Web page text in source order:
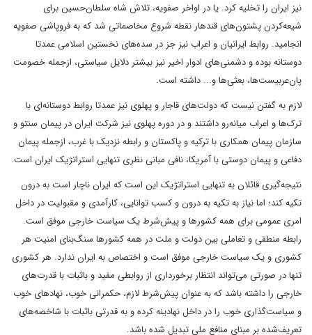
نیز ایران را تخلیه کرد. یا در اواخر صفویه، تلاش شاه سلطان‌حسین برای
شیعه‌کردن پشتون‌های قندهار نقطه شروع مخاصماتی شد که به فروپاشی صفویه
انجامید. روابط ایرانیان و اعراب نیز جز در سده‌های نخستین اسلامی عمدتا
دوستانه بوده و دشمنی‌های ادوار اخیر نیز بیشتر دلایل سیاستی، از‌جمله خصومت
پان‌عربیست‌ها، بعثی‌ها و... داشته است.
لازم به گفتن نیست که دولت‌های قاجار و پهلوی نیز عمدتا روابط دوستانه‌ای با
ترک‌ها و اعراب میانه‌رو داشتند و در دوره پهلوی نیز شرکت ایران در پیمان سنتو و
سازمان پیمان همکاری با ترکیه و پاکستان و رابطه نزدیک با غرب، از‌جمله پیمان
دفاعی و پیمان دوستی با آمریکا، نافی مبانی نظری تنهایی استراتژیک ایران است.
نتیجه‌گیری قائلان به تنهایی استراتژیک این است که ایران ناچار است به درون
تکیه کند؛ اما نیاز به تکیه به درون و کسب توانایی، کارآمدی و مقبولیت در داخل
امری عمومی برای همه کشورها و پیش‌شرط یک سیاست خارجی موفق است.
رابطه منطقی و تعاملی بین دولت و ملت در همه کشورها سنگ‌بنای امنیت هر
کشوری و یک سیاست خارجی موفق است و اختصاص به ایران ندارد. هر کشوری
تنها در صورتی می‌تواند انتظار برخورداری از روابطی مفید و باثبات با قدرت‌های
خارجی را داشته باشد که به عنوان پیش‌شرط لازم، حکمرانی خوب، نهادهای خوب
و سیاست‌گذاری خوب را در داخل نهادینه کرده و به قدرتی باثبات با شاخصه‌های
تعریف‌شده بر مبنای منافع ملی تبدیل شده باشد.